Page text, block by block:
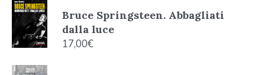
Bruce Springsteen. Abbagliati
dalla luce
17,00€